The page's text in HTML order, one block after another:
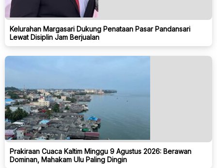
Kelurahan Margasari Dukung Penataan Pasar Pandansari
Lewat Disiplin Jam Berjualan
Prakiraan Cuaca Kaltim Minggu 9 Agustus 2026: Berawan
Dominan, Mahakam Ulu Paling Dingin